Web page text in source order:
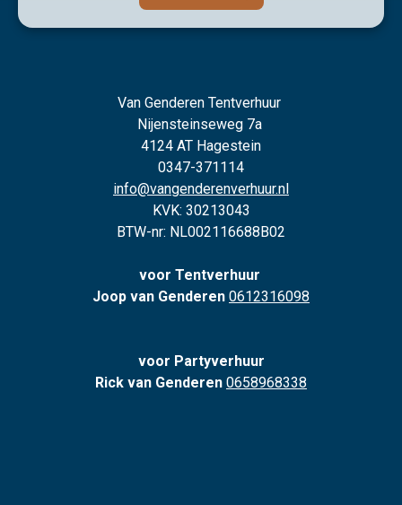
Van Genderen Tentverhuur
Nijensteinseweg 7a
4124 AT Hagestein
0347-371114
info@vangenderenverhuur.nl
KVK: 30213043
BTW-nr: NL002116688B02
voor Tentverhuur
Joop van Genderen 0612316098
voor Partyverhuur
Rick van Genderen 0658968338